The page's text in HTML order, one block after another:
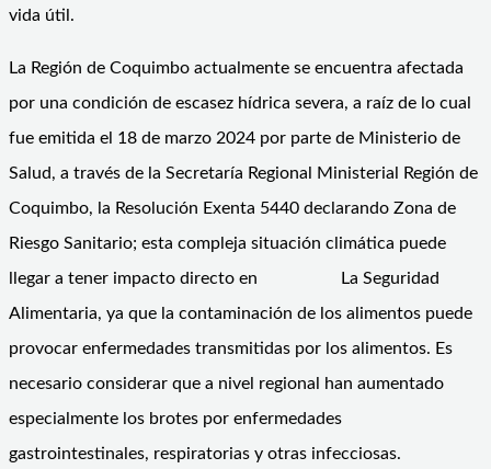
vida útil.
La Región de Coquimbo actualmente se encuentra afectada
por una condición de escasez hídrica severa, a raíz de lo cual
fue emitida el 18 de marzo 2024 por parte de Ministerio de
Salud, a través de la Secretaría Regional Ministerial Región de
Coquimbo, la Resolución Exenta 5440 declarando Zona de
Riesgo Sanitario; esta compleja situación climática puede
llegar a tener impacto directo en La Seguridad
Alimentaria, ya que la contaminación de los alimentos puede
provocar enfermedades transmitidas por los alimentos. Es
necesario considerar que a nivel regional han aumentado
especialmente los brotes por enfermedades
gastrointestinales, respiratorias y otras infecciosas.